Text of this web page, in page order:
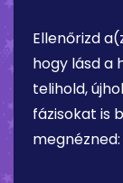
Ellenőrizd
hogy lásd a
telihold,
fázisokat is
megnézned: